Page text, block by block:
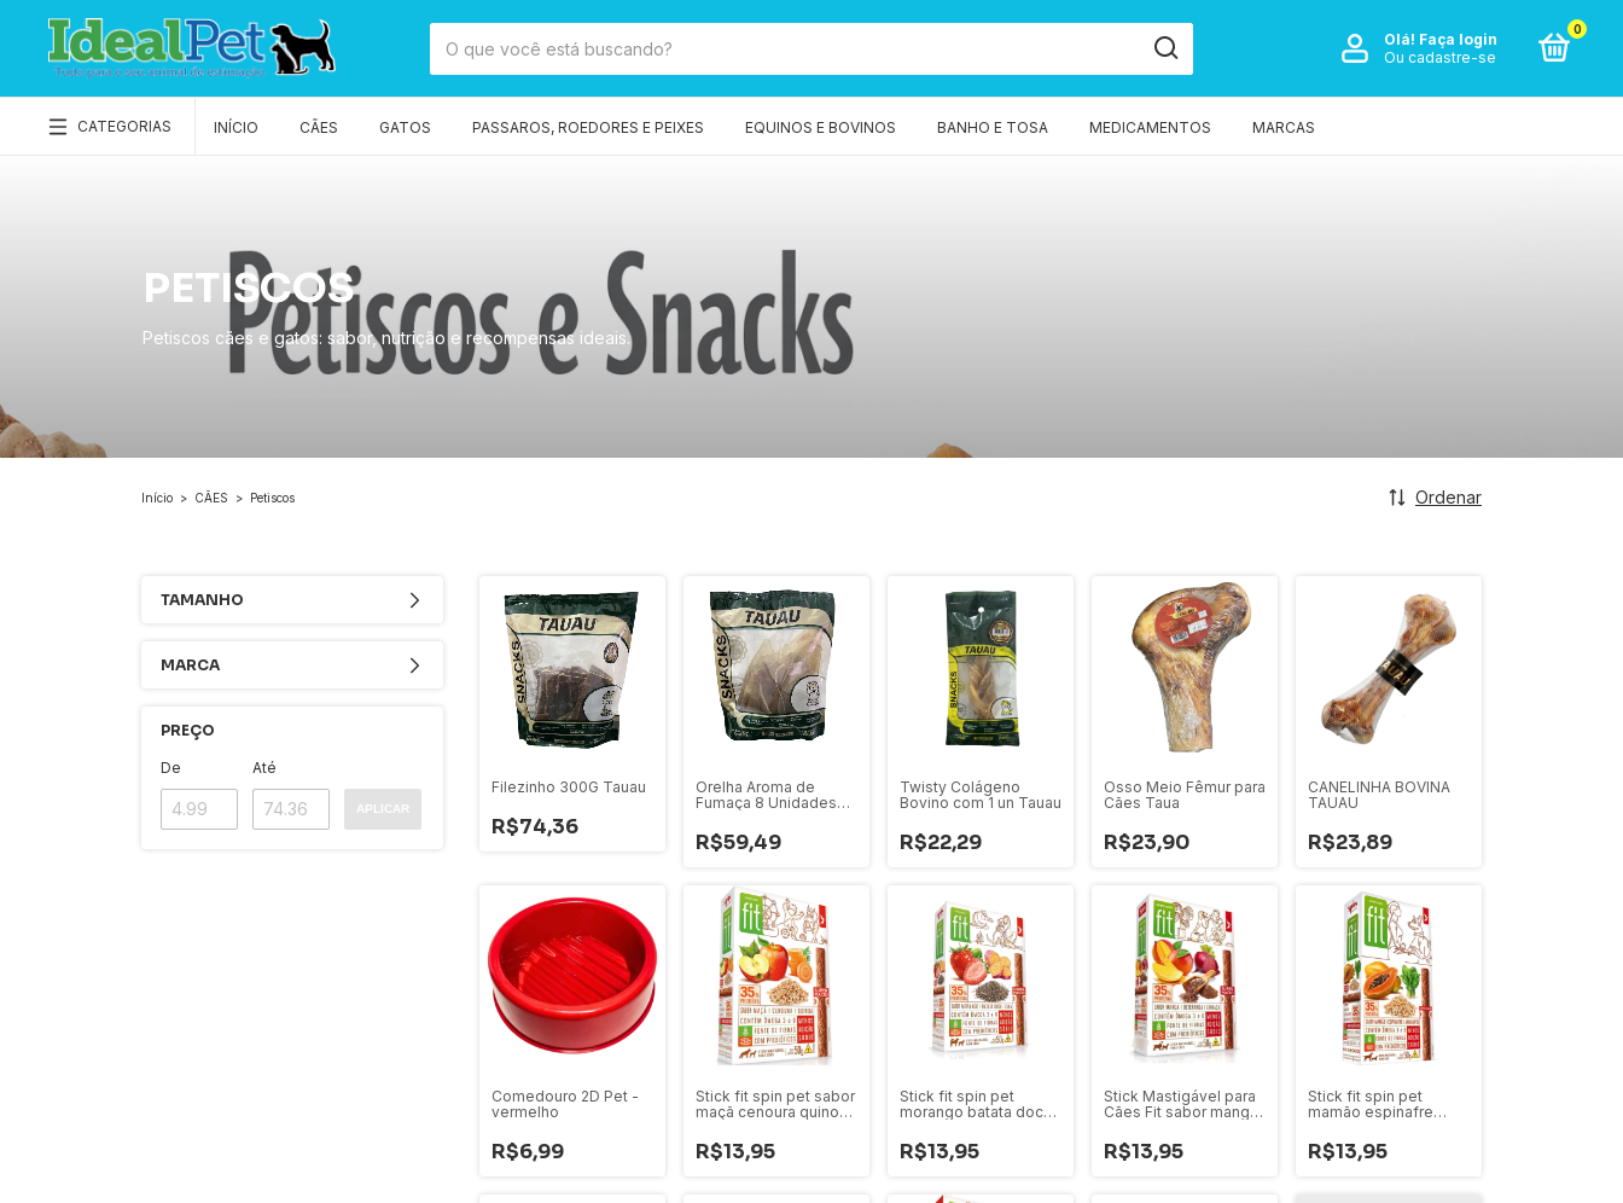
Olá! Faça login
Ou cadastre-se
0
CATEGORIAS INÍCIO CÃES GATOS PASSAROS, ROEDORES E PEIXES EQUINOS E BOVINOS BANHO E TOSA MEDICAMENTOS MARCAS
PETISCOS
Petiscos cães e gatos: sabor, nutrição e recompensas ideais.
Início > CÃES > Petiscos Ordenar
TAMANHO
MARCA
PREÇO
De Até
APLICAR
Filezinho 300G Tauau
R$74,36
Orelha Aroma de
Fumaça 8 Unidades
R$59,49
Twisty Colágeno
Bovino com 1 un Tauau
R$22,29
Osso Meio Fêmur para
Cães Taua
R$23,90
CANELINHA BOVINA
TAUAU
R$23,89
Comedouro 2D Pet -
vermelho
R$6,99
Stick fit spin pet sabor
maçã cenoura quinoa
R$13,95
Stick fit spin pet
morango batata doce
cães 50g
R$13,95
Stick Mastigável para
Cães Fit sabor manga
R$13,95
Stick fit spin pet
mamão espinafre
cães 50g
R$13,95